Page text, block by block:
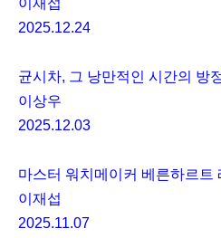
이재섭
2025.12.24
균시차, 그 낭만적인 시간의 방
이상우
2025.12.03
마스터 워치메이커 베른하르트
이재섭
2025.11.07